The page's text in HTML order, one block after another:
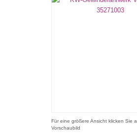
Für eine größere Ansicht klicken Sie
Vorschaubild